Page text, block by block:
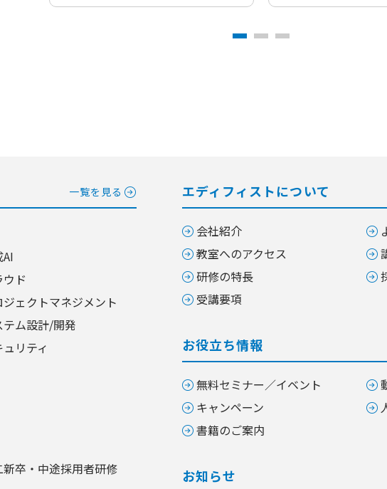
一覧を見る
ド
ジェクトマネジメント
テム設計/開発
リティ
新卒・中途採用者研修
エディフィストについて
会社紹介
教室へのアクセス
研修の特長
受講要項
お役立ち情報
無料セミナー／イベント
キャンペーン
書籍のご案内
お知らせ